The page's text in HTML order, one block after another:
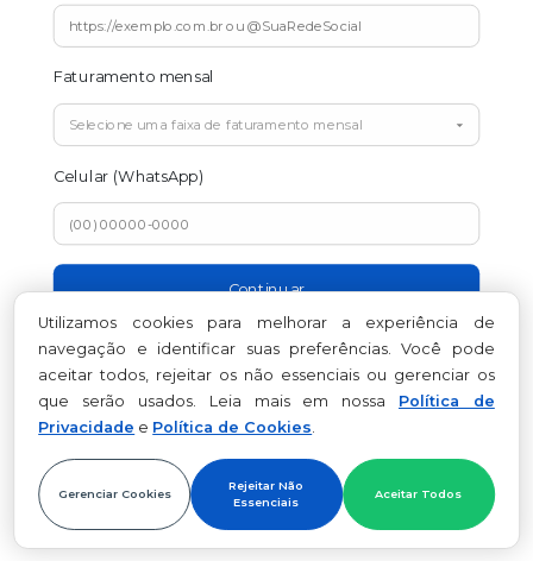
Utilizamos cookies para melhorar a experiência de
navegação e identificar suas preferências. Você pode
aceitar todos, rejeitar os não essenciais ou gerenciar os
que serão usados. Leia mais em nossa Política de
Privacidade e Política de Cookies.
Gerenciar Cookies
Rejeitar Não
Essenciais
Aceitar Todos
Faturamento mensal
Celular (WhatsApp)
Continuar